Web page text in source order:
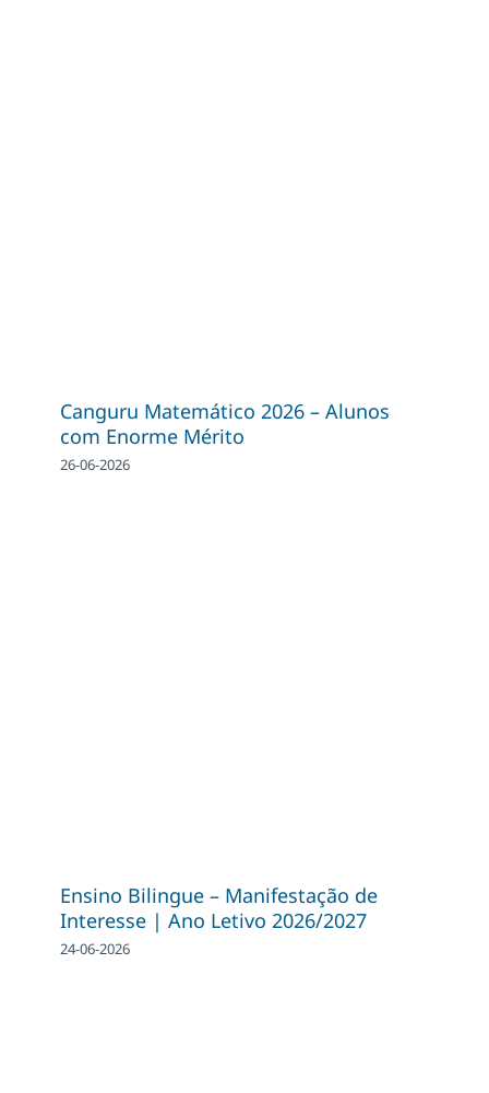
Canguru Matemático 2026 – Alunos
com Enorme Mérito
26-06-2026
Ensino Bilingue – Manifestação de
Interesse | Ano Letivo 2026/2027
24-06-2026